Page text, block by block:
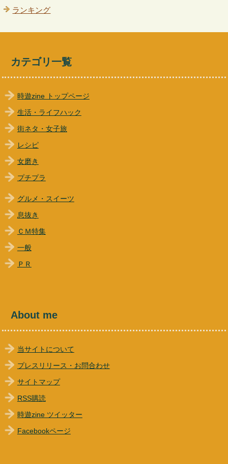
ランキング
カテゴリ一覧
時遊zine トップページ
生活・ライフハック
街ネタ・女子旅
レシピ
女磨き
プチプラ
グルメ・スイーツ
息抜き
ＣＭ特集
一般
ＰＲ
About me
当サイトについて
プレスリリース・お問合わせ
サイトマップ
RSS購読
時遊zine ツイッター
Facebookページ